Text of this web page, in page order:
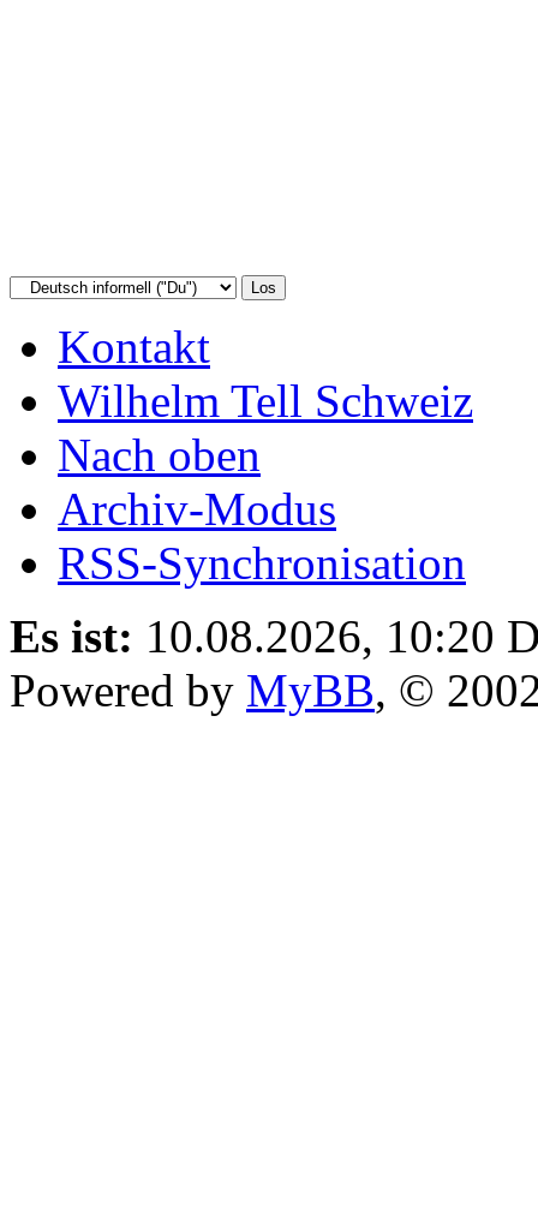
Kontakt
Wilhelm Tell Schweiz
Nach oben
Archiv-Modus
RSS-Synchronisation
Es ist: 10.08.2026, 10:20
Powered by MyBB, ©